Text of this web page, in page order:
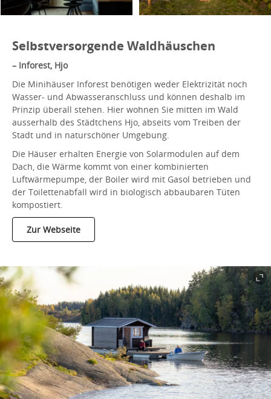
Selbstversorgende Waldhäuschen
– Inforest, Hjo
Die Minihäuser Inforest benötigen weder Elektrizität noch
Wasser- und Abwasseranschluss und können deshalb im
Prinzip überall stehen. Hier wohnen Sie mitten im Wald
ausserhalb des Städtchens Hjo, abseits vom Treiben der
Stadt und in naturschöner Umgebung.
Die Häuser erhalten Energie von Solarmodulen auf dem
Dach, die Wärme kommt von einer kombinierten
Luftwärmepumpe, der Boiler wird mit Gasol betrieben und
der Toilettenabfall wird in biologisch abbaubaren Tüten
kompostiert.
Zur Webseite